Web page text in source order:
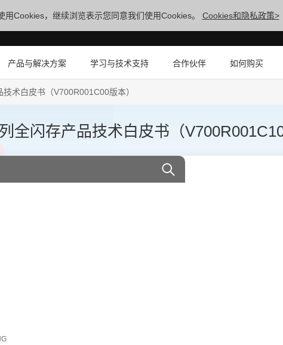
用Cookies，继续浏览表示您同意我们使用Cookies。 Cookies和隐私政策>
产品与解决方案 学习与技术支持 合作伙伴 如何购买
术白皮书（V700R001C00版本）
全闪存产品技术白皮书（